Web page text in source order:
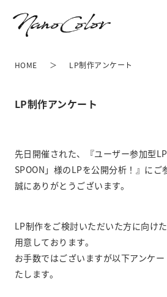
LP制作アンケート
HOME LP制作アンケート
先日開催された、『ユーザー参加型
SPOON」様のLPを公開分析！』にご
誠にありがとうございます。
LP制作をご検討いただいた方に向け
用意しております。
お手数ではございますが以下アンケ
たします。